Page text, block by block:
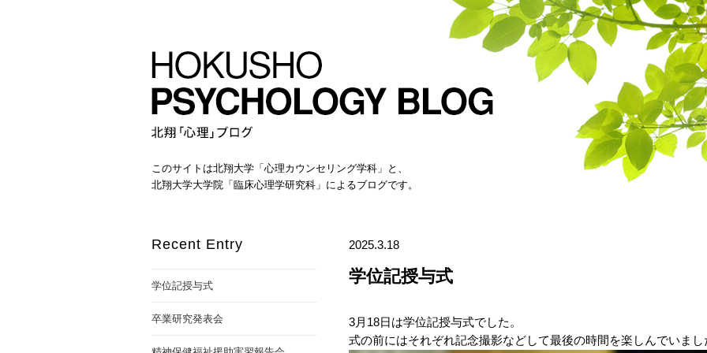
このサイトは北翔大学「心理カウンセリング学科」と、
北翔大学大学院「臨床心理学研究科」によるブログです。
Recent Entry
学位記授与式
卒業研究発表会
2025.3.18
学位記授与式
3月18日は学位記授与式でした。
式の前にはそれぞれ記念撮影などして最後の時間を楽しんでいまし